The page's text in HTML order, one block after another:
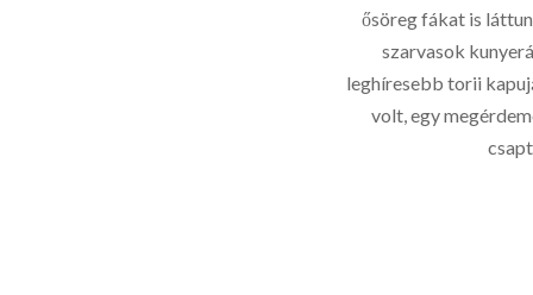
ősöreg fákat is
szarvasok
leghíresebb torii
volt, egy